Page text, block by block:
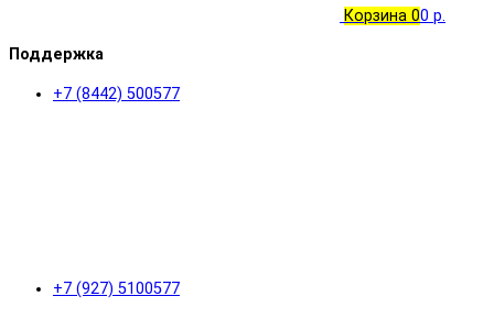
Корзина 00 р.
Поддержка
+7 (8442) 500577
+7 (927) 5100577